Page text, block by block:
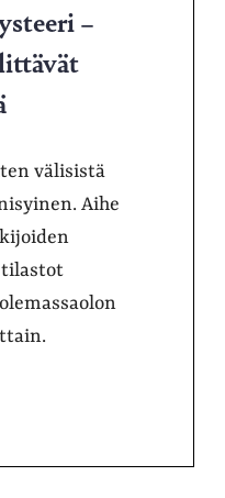
–
välisistä
Aihe
tilastot